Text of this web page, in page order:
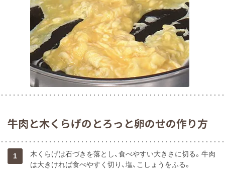
牛肉と木くらげのとろっと卵のせの作り方
1
木くらげは石づきを落とし、食べやすい大きさに切る。牛肉
は大きければ食べやすく切り、塩、こしょうをふる。